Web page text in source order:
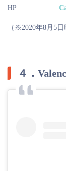
HP
（※2020年8月5
４．